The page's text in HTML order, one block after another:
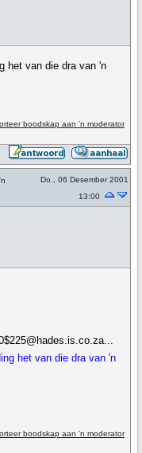
het van die dra van 'n
boodskap aan 'n moderator
Do., 06 Desember 2001
13:00
het van die dra van 'n
boodskap aan 'n moderator